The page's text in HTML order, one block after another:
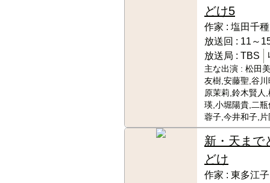
どけ5
作家 : 塩田千
放送回 : 11～
放送局 : TBS
主な出演 : 松田
友樹,安藤聖,谷川
原茉莉,鈴木賢人
瑛,小堀陽貴,二
蓉子,今井和子,
新・天まで
どけ
作家 : 東多江子